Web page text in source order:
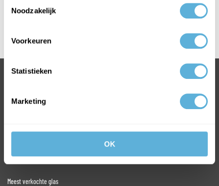
Noodzakelijk
Voorkeuren
Statistieken
Marketing
OK
GA NAAR DE PAGINA SERREGLAS
VOOR INFORMATIE OF VRAGEN
INFO@GLASKONING.BE
Meest verkochte glas